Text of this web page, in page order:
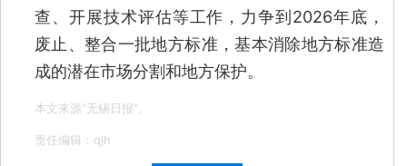
查、开展技术评估等工作，力争到2026年底，
废止、整合一批地方标准，基本消除地方标准造
成的潜在市场分割和地方保护。
本文来源"无锡日报"。
责任编辑：qjh